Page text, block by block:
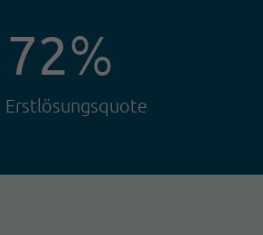
72%
Erstlösungsquote